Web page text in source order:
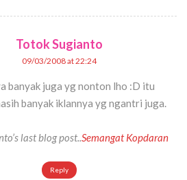
Totok Sugianto
09/03/2008 at 22:24
banyak juga yg nonton lho :D itu
banyak iklannya yg ngantri juga.
last blog post..Semangat Kopdaran
Reply